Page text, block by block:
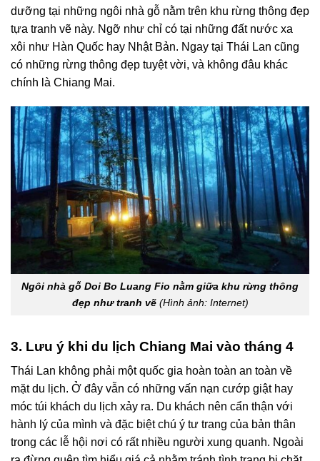
dưỡng tại những ngôi nhà gỗ nằm trên khu rừng thông đẹp
tựa tranh vẽ này. Ngỡ như chỉ có tại những đất nước xa
xôi như Hàn Quốc hay Nhật Bản. Ngay tại Thái Lan cũng
có những rừng thông đẹp tuyệt vời, và không đâu khác
chính là Chiang Mai.
Ngôi nhà gỗ Doi Bo Luang Fio nằm giữa khu rừng thông
đẹp như tranh vẽ(Hình ảnh: Internet)
3. Lưu ý khi du lịch Chiang Mai vào tháng 4
Thái Lan không phải một quốc gia hoàn toàn an toàn về
mặt du lịch. Ở đây vẫn có những vấn nạn cướp giật hay
móc túi khách du lịch xảy ra. Du khách nên cẩn thận với
hành lý của mình và đặc biệt chú ý tư trang của bản thân
trong các lễ hội nơi có rất nhiều người xung quanh. Ngoài